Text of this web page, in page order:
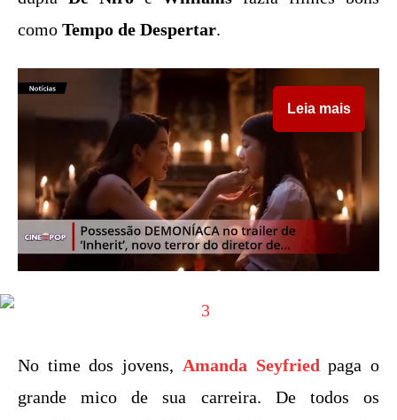
como Tempo de Despertar.
Leia mais
No time dos jovens, Amanda Seyfried paga o
grande mico de sua carreira. De todos os